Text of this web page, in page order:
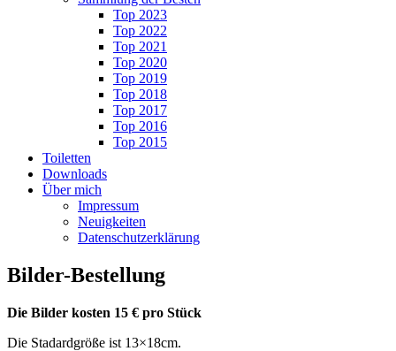
Top 2023
Top 2022
Top 2021
Top 2020
Top 2019
Top 2018
Top 2017
Top 2016
Top 2015
Toiletten
Downloads
Über mich
Impressum
Neuigkeiten
Datenschutzerklärung
Bilder-Bestellung
Die Bilder kosten 15 € pro Stück
Die Stadardgröße ist 13×18cm.